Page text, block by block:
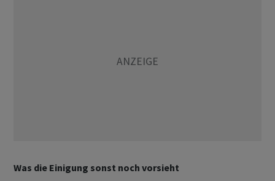
Was die Einigung sonst noch vorsieht